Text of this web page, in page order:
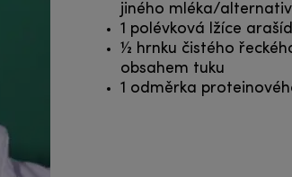
jiného mléka/
1 polévková lžíce
½ hrnku čistého
obsahem tuku
1 odměrka